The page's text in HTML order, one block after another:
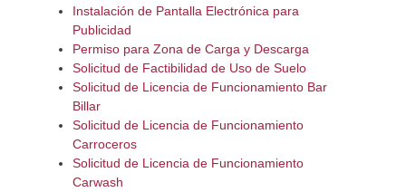
Instalación de Pantalla Electrónica para
Publicidad
Permiso para Zona de Carga y Descarga
Solicitud de Factibilidad de Uso de Suelo
Solicitud de Licencia de Funcionamiento Bar
Billar
Solicitud de Licencia de Funcionamiento
Carroceros
Solicitud de Licencia de Funcionamiento
Carwash